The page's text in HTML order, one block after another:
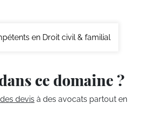
en Droit civil & familial
ce domaine ?
devis à des avocats partout en